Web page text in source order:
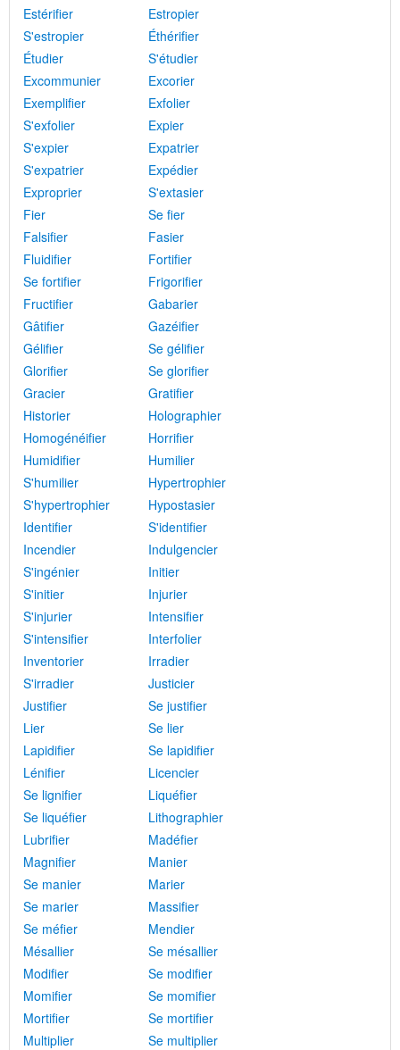
Estérifier
Estropier
S'estropier
Éthérifier
Étudier
S'étudier
Excommunier
Excorier
Exemplifier
Exfolier
S'exfolier
Expier
S'expier
Expatrier
S'expatrier
Expédier
Exproprier
S'extasier
Fier
Se fier
Falsifier
Fasier
Fluidifier
Fortifier
Se fortifier
Frigorifier
Fructifier
Gabarier
Gâtifier
Gazéifier
Gélifier
Se gélifier
Glorifier
Se glorifier
Gracier
Gratifier
Historier
Holographier
Homogénéifier
Horrifier
Humidifier
Humilier
S'humilier
Hypertrophier
S'hypertrophier
Hypostasier
Identifier
S'identifier
Incendier
Indulgencier
S'ingénier
Initier
S'initier
Injurier
S'injurier
Intensifier
S'intensifier
Interfolier
Inventorier
Irradier
S'irradier
Justicier
Justifier
Se justifier
Lier
Se lier
Lapidifier
Se lapidifier
Lénifier
Licencier
Se lignifier
Liquéfier
Se liquéfier
Lithographier
Lubrifier
Madéfier
Magnifier
Manier
Se manier
Marier
Se marier
Massifier
Se méfier
Mendier
Mésallier
Se mésallier
Modifier
Se modifier
Momifier
Se momifier
Mortifier
Se mortifier
Multiplier
Se multiplier